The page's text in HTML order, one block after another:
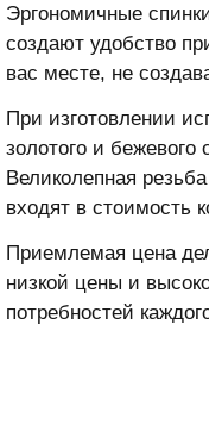
Эргономичные
создают удобство
вас месте, не
При изготовлении
золотого и бежевого
Великолепная
входят в стоимость
Приемлемая цена
низкой цены и
потребностей